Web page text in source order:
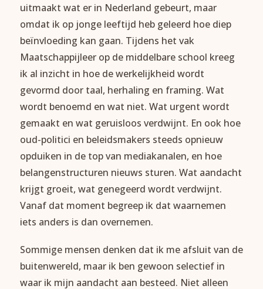
uitmaakt wat er in Nederland gebeurt, maar
omdat ik op jonge leeftijd heb geleerd hoe diep
beïnvloeding kan gaan. Tijdens het vak
Maatschappijleer op de middelbare school kreeg
ik al inzicht in hoe de werkelijkheid wordt
gevormd door taal, herhaling en framing. Wat
wordt benoemd en wat niet. Wat urgent wordt
gemaakt en wat geruisloos verdwijnt. En ook hoe
oud-politici en beleidsmakers steeds opnieuw
opduiken in de top van mediakanalen, en hoe
belangenstructuren nieuws sturen. Wat aandacht
krijgt groeit, wat genegeerd wordt verdwijnt.
Vanaf dat moment begreep ik dat waarnemen
iets anders is dan overnemen.
Sommige mensen denken dat ik me afsluit van de
buitenwereld, maar ik ben gewoon selectief in
waar ik mijn aandacht aan besteed. Niet alleen